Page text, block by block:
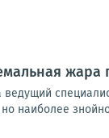
жара
наиболее